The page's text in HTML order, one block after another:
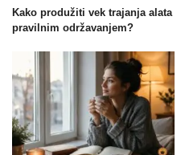
Kako produžiti vek trajanja alata
pravilnim održavanjem?